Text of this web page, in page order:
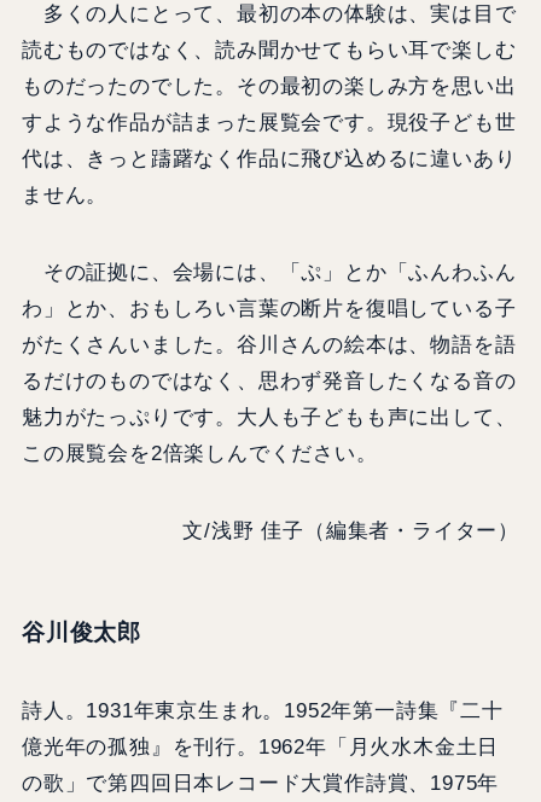
多くの人にとって、最初の本の体験は、実は目で
読むものではなく、読み聞かせてもらい耳で楽しむ
ものだったのでした。その最初の楽しみ方を思い出
すような作品が詰まった展覧会です。現役子ども世
代は、きっと躊躇なく作品に飛び込めるに違いあり
ません。
その証拠に、会場には、「ぷ」とか「ふんわふん
わ」とか、おもしろい言葉の断片を復唱している子
がたくさんいました。谷川さんの絵本は、物語を語
るだけのものではなく、思わず発音したくなる音の
魅力がたっぷりです。大人も子どもも声に出して、
この展覧会を2倍楽しんでください。
文/浅野 佳子（編集者・ライター）
谷川俊太郎
詩⼈。1931年東京⽣まれ。1952年第一詩集『二十
億光年の孤独』を刊行。1962年「月火水木金土⽇
の歌」で第四回⽇本レコード⼤賞作詩賞、1975年